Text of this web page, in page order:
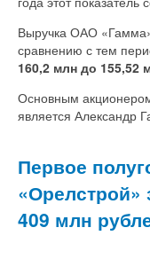
Выручка ОАО
сравнению с тем
160,2 млн до 155,52
Основным
является Александр
Первое
409 млн